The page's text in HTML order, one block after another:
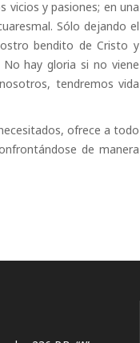
vicios y pasiones; en una
Sólo dejando el
bendito de Cristo y
hay gloria si no viene
tendremos vida
ofrece a todo
de manera